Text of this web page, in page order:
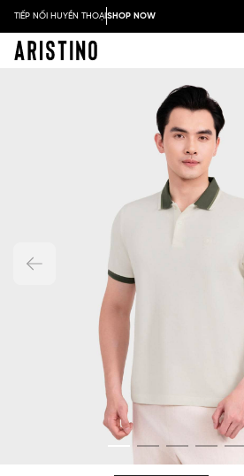
TIẾP NỐI HUYỀN THOẠISHOP NOW